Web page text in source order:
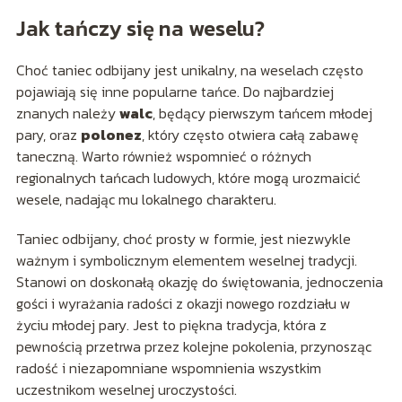
Jak tańczy się na weselu?
Choć taniec odbijany jest unikalny, na weselach często
pojawiają się inne popularne tańce. Do najbardziej
znanych należywalc, będący pierwszym tańcem młodej
pary, oraz polonez, który często otwiera całą zabawę
taneczną. Warto również wspomnieć o różnych
regionalnych tańcach ludowych, które mogą urozmaicić
wesele, nadając mu lokalnego charakteru.
Taniec odbijany, choć prosty w formie, jest niezwykle
ważnym i symbolicznym elementem weselnej tradycji.
Stanowi on doskonałą okazję do świętowania, jednoczenia
gości i wyrażania radości z okazji nowego rozdziału w
życiu młodej pary. Jest to piękna tradycja, która z
pewnością przetrwa przez kolejne pokolenia, przynosząc
radość i niezapomniane wspomnienia wszystkim
uczestnikom weselnej uroczystości.